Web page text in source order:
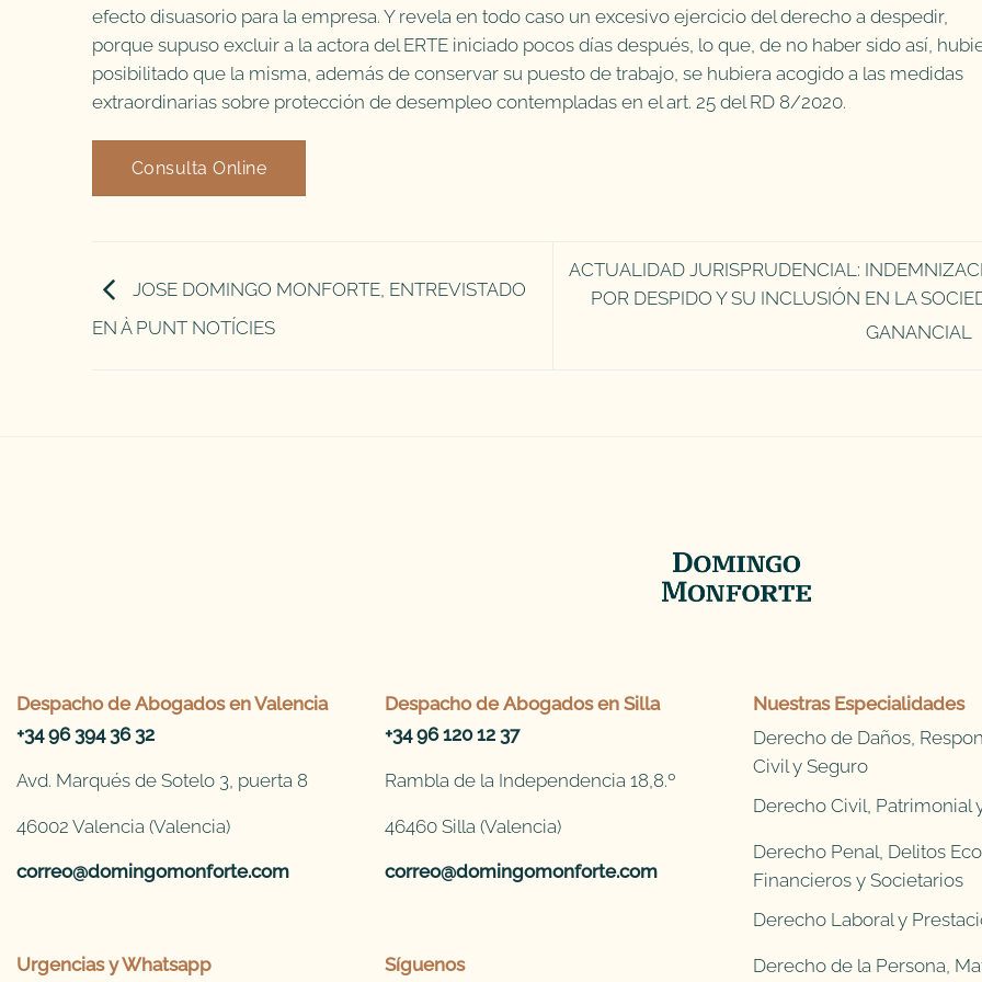
efecto disuasorio para la empresa. Y revela en todo caso un excesivo ejercicio del derecho a despedir,
porque supuso excluir a la actora del ERTE iniciado pocos días después, lo que, de no haber sido así,
posibilitado que la misma, además de conservar su puesto de trabajo, se hubiera acogido a las medidas
extraordinarias sobre protección de desempleo contempladas en el art. 25 del RD 8/2020.
Consulta Online
JOSE DOMINGO MONFORTE, ENTREVISTADO
EN À PUNT NOTÍCIES
ACTUALIDAD JURISPRUDENCIAL:
POR DESPIDO Y SU INCLUSIÓN EN LA
GANANCIAL
Despacho de Abogados en Valencia
+34 96 394 36 32
Avd. Marqués de Sotelo 3, puerta 8
46002 Valencia (Valencia)
correo@domingomonforte.com
Urgencias y Whatsapp
Despacho de Abogados en Silla
+34 96 120 12 37
Rambla de la Independencia 18,8.º
46460 Silla (Valencia)
correo@domingomonforte.com
Síguenos
Nuestras Especialidades
Derecho de Daños,
Civil y Seguro
Derecho Civil, Patrimonial
Derecho Penal, Delitos
Financieros y Societarios
Derecho Laboral y
Derecho de la Persona,